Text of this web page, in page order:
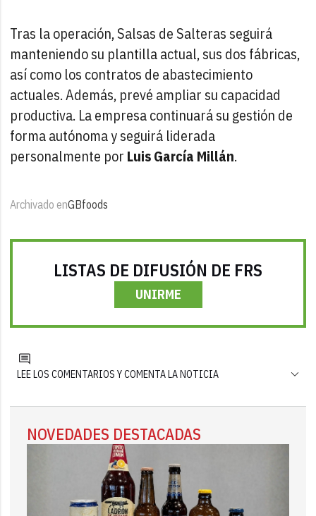
Tras la operación, Salsas de Salteras seguirá
manteniendo su plantilla actual, sus dos fábricas,
así como los contratos de abastecimiento
actuales. Además, prevé ampliar su capacidad
productiva. La empresa continuará su gestión de
forma autónoma y seguirá liderada
personalmente por Luis García Millán.
Archivado enGBfoods
LISTAS DE DIFUSIÓN DE FRS
UNIRME
LEE LOS COMENTARIOS Y COMENTA LA NOTICIA
NOVEDADES DESTACADAS